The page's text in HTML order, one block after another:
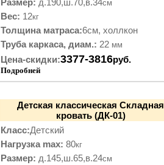
Размер: д.190,ш.70,в.34см
Вес: 12кг
Толщина матраса:6см, холлкон
Труба каркаса, диам.: 22 мм
Цена-скидки:3377-3816руб.
Подробней
Детская классическая Складная
кровать (ДК-01)
Класс:Детский
Нагрузка max: 80кг
Размер: д.145,ш.65,в.24см